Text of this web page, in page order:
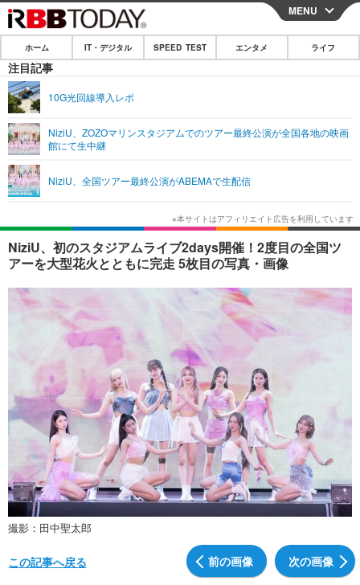
CLOSE
ホーム
IT・デジタル
ネタ
ショッピング
SPEED TEST
エンタメ
エンタメTOP 映画・ドラマ
韓国・芸能
音楽 スポーツ
ショッピング
ライフ
ライフTOP グルメ
ペット ショッピング
その他
リリース一覧
プッシュ通知の停止方法
MENU
ホーム IT・デジタル SPEED TEST エンタメ ライフ
注目記事
10G光回線導入レポ
NiziU、ZOZOマリンスタジアムでのツアー最終公演が全国各地の映画
館にて生中継
NiziU、全国ツアー最終公演がABEMAで生配信
NiziU、初のスタジアムライブ2days開催！2度目の全国ツ
アーを大型花火とともに完走 5枚目の写真・画像
撮影：田中聖太郎
前の画像 次の画像
この記事へ戻る